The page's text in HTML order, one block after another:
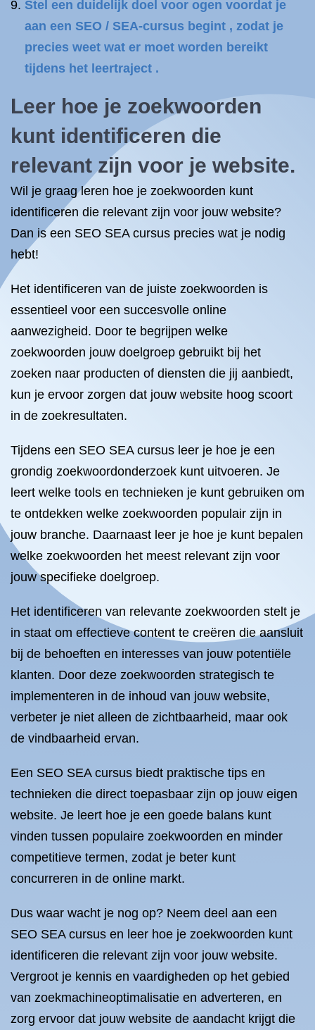
Stel een duidelijk doel voor ogen voordat je
aan een SEO / SEA-cursus begint , zodat je
precies weet wat er moet worden bereikt
tijdens het leertraject .
Leer hoe je zoekwoorden
kunt identificeren die
relevant zijn voor je website.
Wil je graag leren hoe je zoekwoorden kunt
identificeren die relevant zijn voor jouw website?
Dan is een SEO SEA cursus precies wat je nodig
hebt!
Het identificeren van de juiste zoekwoorden is
essentieel voor een succesvolle online
aanwezigheid. Door te begrijpen welke
zoekwoorden jouw doelgroep gebruikt bij het
zoeken naar producten of diensten die jij aanbiedt,
kun je ervoor zorgen dat jouw website hoog scoort
in de zoekresultaten.
Tijdens een SEO SEA cursus leer je hoe je een
grondig zoekwoordonderzoek kunt uitvoeren. Je
leert welke tools en technieken je kunt gebruiken om
te ontdekken welke zoekwoorden populair zijn in
jouw branche. Daarnaast leer je hoe je kunt bepalen
welke zoekwoorden het meest relevant zijn voor
jouw specifieke doelgroep.
Het identificeren van relevante zoekwoorden stelt je
in staat om effectieve content te creëren die aansluit
bij de behoeften en interesses van jouw potentiële
klanten. Door deze zoekwoorden strategisch te
implementeren in de inhoud van jouw website,
verbeter je niet alleen de zichtbaarheid, maar ook
de vindbaarheid ervan.
Een SEO SEA cursus biedt praktische tips en
technieken die direct toepasbaar zijn op jouw eigen
website. Je leert hoe je een goede balans kunt
vinden tussen populaire zoekwoorden en minder
competitieve termen, zodat je beter kunt
concurreren in de online markt.
Dus waar wacht je nog op? Neem deel aan een
SEO SEA cursus en leer hoe je zoekwoorden kunt
identificeren die relevant zijn voor jouw website.
Vergroot je kennis en vaardigheden op het gebied
van zoekmachineoptimalisatie en adverteren, en
zorg ervoor dat jouw website de aandacht krijgt die